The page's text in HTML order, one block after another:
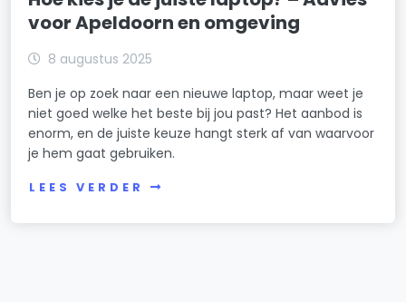
voor Apeldoorn en omgeving
8 augustus 2025
Ben je op zoek naar een nieuwe laptop, maar weet je
niet goed welke het beste bij jou past? Het aanbod is
enorm, en de juiste keuze hangt sterk af van waarvoor
je hem gaat gebruiken.
LEES VERDER